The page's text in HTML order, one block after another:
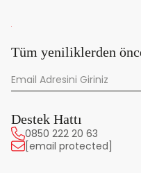
Tüm yeniliklerden
Destek Hattı
0850 222 20 63
[email protected]